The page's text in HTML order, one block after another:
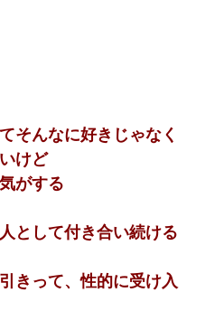
。俺（あれ？ディズニーシー
」同僚「シーで並んでるこ
瞬間、すごい鳥肌が立った
うやくファッションモデルに
→悲しい結果がこれ・・・
うと看護師になった。だけど
れて看護師になれなくなった。
そんなに好きじゃなく
けど
がする
として付き合い続ける
きって、性的に受け入